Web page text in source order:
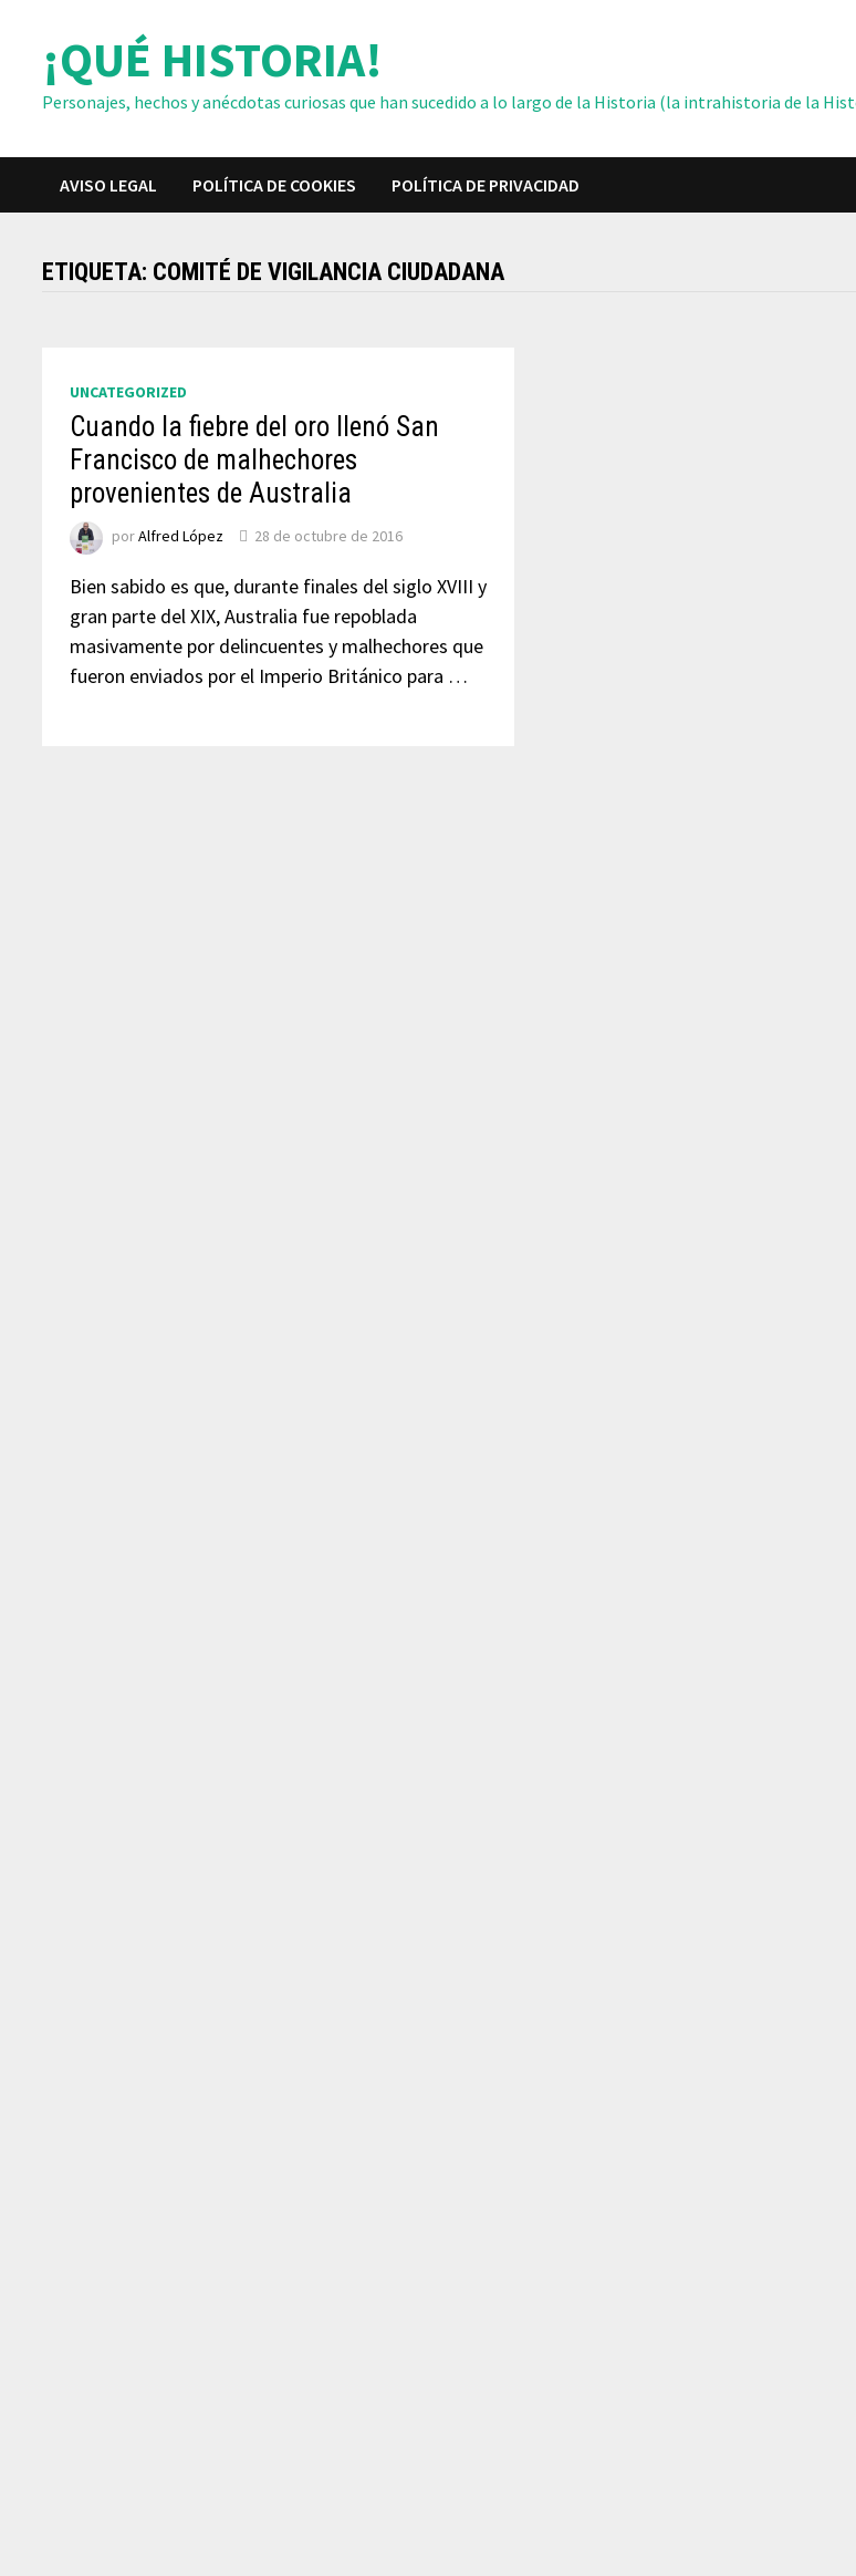
contenido¡QUÉ HISTORIA!
Personajes, hechos y anécdotas curiosas que han sucedido a lo largo de la Historia (la intrahistoria de la
AVISO LEGAL POLÍTICA DE COOKIES POLÍTICA DE PRIVACIDAD
ETIQUETA: COMITÉ DE VIGILANCIA CIUDADANA
UNCATEGORIZED
Cuando la fiebre del oro llenó San
Francisco de malhechores
provenientes de Australia
porAlfred López 28 de octubre de 2016
Bien sabido es que, durante finales del siglo XVIII y
gran parte del XIX, Australia fue repoblada
masivamente por delincuentes y malhechores que
fueron enviados por el Imperio Británico para …